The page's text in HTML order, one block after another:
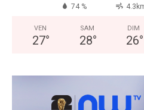
74 %
VEN
27°
SAM
28°
DIM
26°